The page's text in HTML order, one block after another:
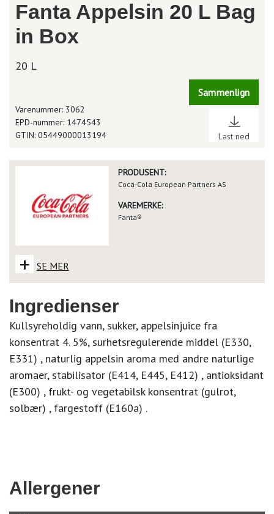
Fanta Appelsin 20 L Bag
in Box
20 L
Sammenlign
Last ned
Varenummer: 3062
EPD-nummer: 1474543
GTIN: 05449000013194
PRODUSENT:
Coca-Cola European Partners AS
VAREMERKE:
Fanta®
+ SE MER
Ingredienser
Kullsyreholdig vann, sukker, appelsinjuice fra
konsentrat 4. 5%, surhetsregulerende middel (E330,
E331) , naturlig appelsin aroma med andre naturlige
aromaer, stabilisator (E414, E445, E412) , antioksidant
(E300) , frukt- og vegetabilsk konsentrat (gulrot,
solbær) , fargestoff (E160a) .
Allergener